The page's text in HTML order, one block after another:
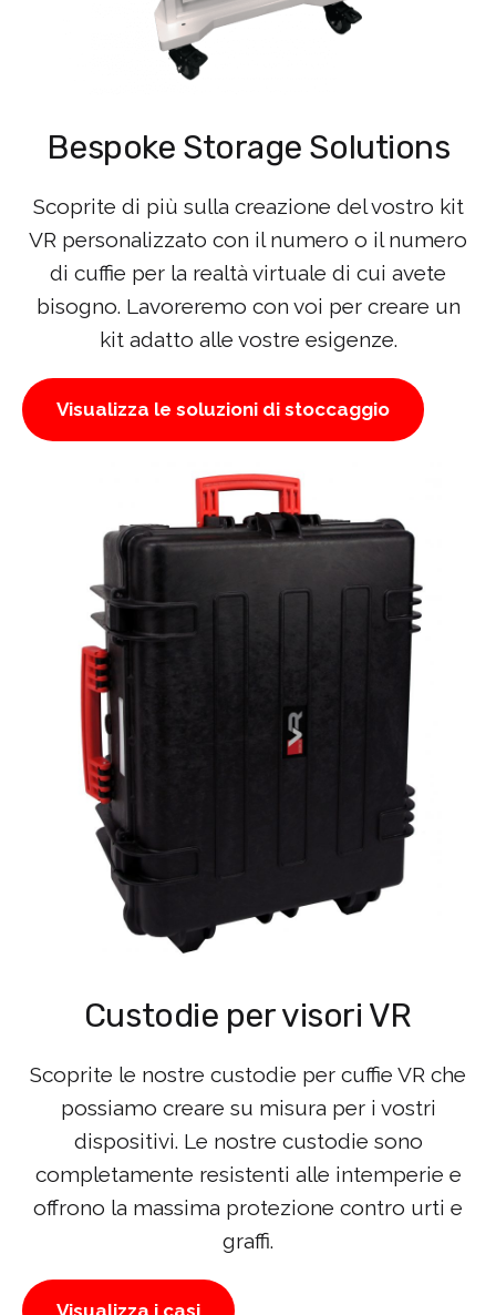
Bespoke Storage Solutions
Scoprite di più sulla creazione del vostro kit
VR personalizzato con il numero o il numero
di cuffie per la realtà virtuale di cui avete
bisogno. Lavoreremo con voi per creare un
kit adatto alle vostre esigenze.
Visualizza le soluzioni di stoccaggio
Custodie per visori VR
Scoprite le nostre custodie per cuffie VR che
possiamo creare su misura per i vostri
dispositivi. Le nostre custodie sono
completamente resistenti alle intemperie e
offrono la massima protezione contro urti e
graffi.
Visualizza i casi